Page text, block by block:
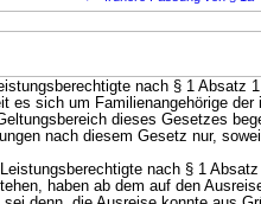
nach § 1 Absatz
es sich um Familienangehörige
dieses Gesetzes
nach diesem Gesetz nur,
Leistungsberechtigte nach § 1
haben ab dem auf den